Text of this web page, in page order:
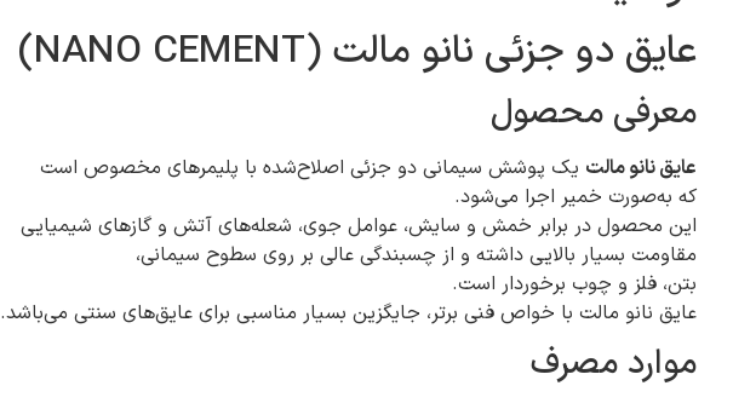
عایق دو جزئی نانو مالت (NANO CEMENT)
معرفی محصول
عایق نانو مالت یک پوشش سیمانی دو جزئی اصلاح‌شده با پلیمرهای مخصوص است
که به‌صورت خمیر اجرا می‌شود.
این محصول در برابر خمش و سایش، عوامل جوی، شعله‌های آتش و گازهای شیمیایی
مقاومت بسیار بالایی داشته و از چسبندگی عالی بر روی سطوح سیمانی،
بتن، فلز و چوب برخوردار است.
عایق نانو مالت با خواص فنی برتر، جایگزین بسیار مناسبی برای عایق‌های سنتی می‌باشد.
موارد مصرف